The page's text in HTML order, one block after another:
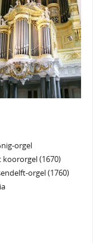
orgel
koororgel (1670)
orgel (1760)